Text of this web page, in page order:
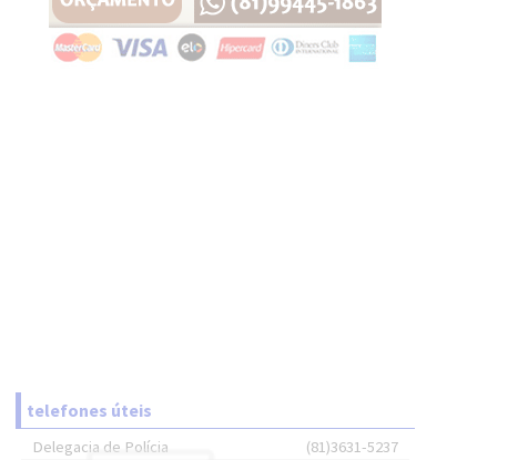
telefones úteis
Delegacia de Polícia
(81)3631-5237